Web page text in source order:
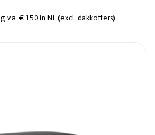
v.a. € 150 in NL (excl. dakkoffers)